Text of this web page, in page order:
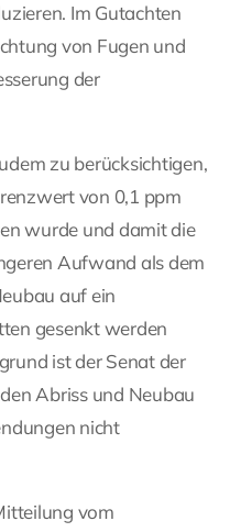
Im Gutachten
von Fugen und
der
zu berücksichtigen,
von 0,1 ppm
wurde und damit die
Aufwand als dem
auf ein
gesenkt werden
ist der Senat der
Abriss und Neubau
nicht
vom